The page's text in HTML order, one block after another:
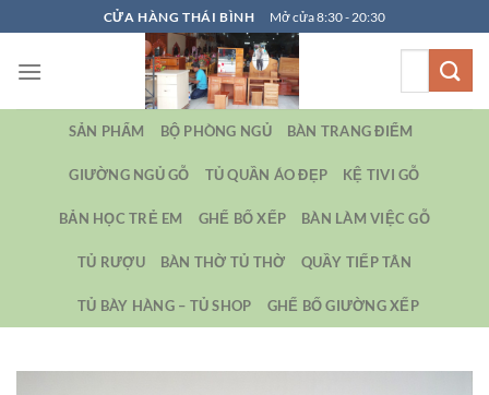
qua
nội
CỬA HÀNG THÁI BÌNH Mở cửa 8:30 - 20:30
SẢN PHẨM BỘ PHÒNG NGỦ BÀN TRANG ĐIỂM
GIƯỜNG NGỦ GỖ TỦ QUẦN ÁO ĐẸP KỆ TIVI GỖ
BẢN HỌC TRẺ EM GHẾ BỐ XẾP BÀN LÀM VIỆC GỖ
TỦ RƯỢU BÀN THỜ TỦ THỜ QUẦY TIẾP TÂN
TỦ BÀY HÀNG – TỦ SHOP GHẾ BỐ GIƯỜNG XẾP